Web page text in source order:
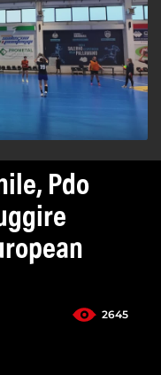
Pdo
2645